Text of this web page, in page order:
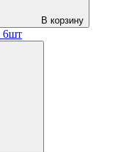
В корзину